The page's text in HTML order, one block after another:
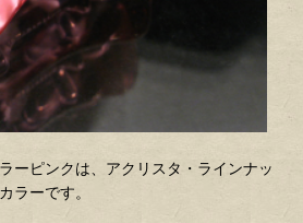
ーピンクは、アクリスタ・ラインナッ
ラーです。